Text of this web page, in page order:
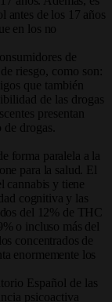
antes de los 17 años
en los no
de
riesgo, como son:
que también
de las drogas
presentan
drogas.
forma paralela a la
para la salud. El
cannabis y tiene
cognitiva y las
del 12% de THC
o incluso más del
concentrados de
enormemente los
Español de las
psicoactiva